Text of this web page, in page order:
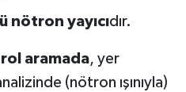
nötron yayıcıdır.
aramada, yer
(nötron ışınıyla)